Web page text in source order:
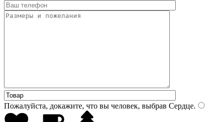
Пожалуйста, докажите, что вы человек, выбрав Сердце.